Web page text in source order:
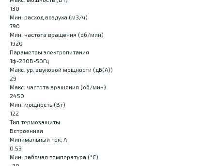
130
Мин. расход воздуха (м3/ч)
790
Мин. частота вращения (об/мин)
1920
Параметры электропитания
1ф-230В-50Гц
Макс. ур. звуковой мощности (дБ(А))
29
Макс. частота вращения (об/мин)
2450
Мин. мощность (Вт)
122
Тип термозащиты
Встроенная
Минимальный ток, А
0.53
Мин. рабочая температура (°С)